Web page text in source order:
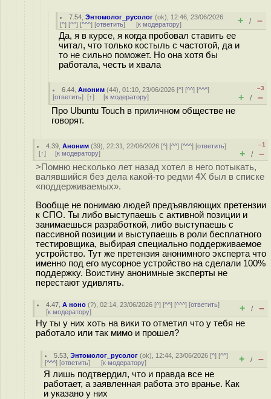
7.54 ,Энтомолог_русолог (ok), 12:46, 23/06/2026
[^] [^^] [^^^] [ответить] [к модератору] + / –
Да, я в курсе, я когда пробовал ставить ее
читал, что только костыль с частотой, да и
то не сильно поможет. Но она хотя бы
работала, честь и хвала
6.44 ,Аноним (44), 01:10, 23/06/2026 [^] [^^] [^^^]
[ответить] [↑] [к модератору]
–3
+ / –
Про Ubuntu Touch в приличном обществе не
говорят.
4.39 ,Аноним (39), 22:31, 22/06/2026 [^] [^^] [^^^] [ответить]
[↑] [к модератору]
–1
+ / –
>Помню несколько лет назад хотел в него потыкать,
валявшийся без дела какой-то редми 4X был в списке
«поддерживаемых».
Вообще не понимаю людей предъявляющих претензии
к СПО. Ты либо выступаешь с активной позиции и
занимаешься разработкой, либо выступаешь с
пассивной позиции и выступаешь в роли бесплатного
тестировщика, выбирая специально поддерживаемое
устройство. Тут же претензия анонимного эксперта что
именно под его мусорное устройство на сделали 100%
поддержку. Воистину анонимные эксперты не
перестают удивлять.
4.47 ,А ноно (?), 02:14, 23/06/2026 [^] [^^] [^^^] [ответить]
[к модератору] + / –
Ну ты у них хоть на вики то отметил что у тебя не
работало или так мимо и прошел?
5.53 ,Энтомолог_русолог (ok), 12:44, 23/06/2026 [^] [^^]
[^^^] [ответить] [к модератору] + / –
Я лишь подтвердил, что и правда все не
работает, а заявленная работа это вранье. Как
и указано у них